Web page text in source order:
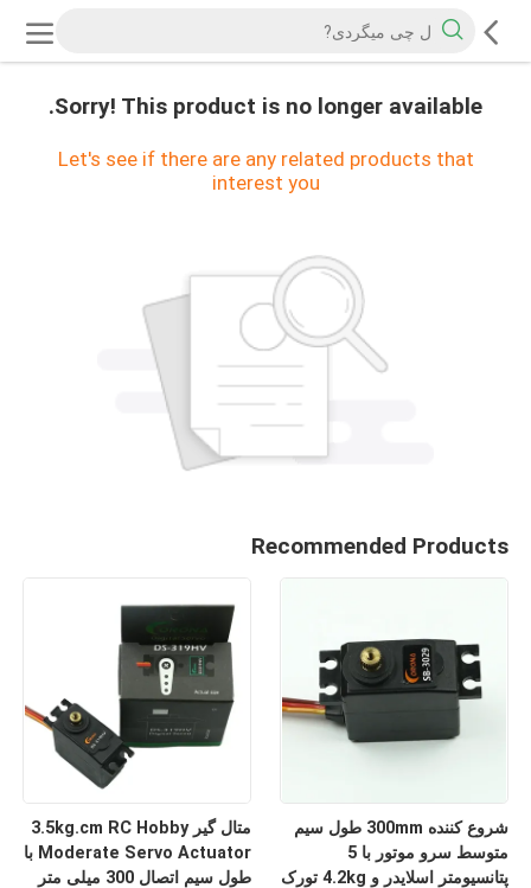
Sorry! This product is no longer available.
Let's see if there are any related products that
interest you
Recommended Products
متال گیر 3.5kg.cm RC Hobby
Moderate Servo Actuator با
طول سیم اتصال 300 میلی متر
شروع کننده 300mm طول سیم
متوسط سرو موتور با 5
پتانسیومتر اسلایدر و 4.2kg تورک